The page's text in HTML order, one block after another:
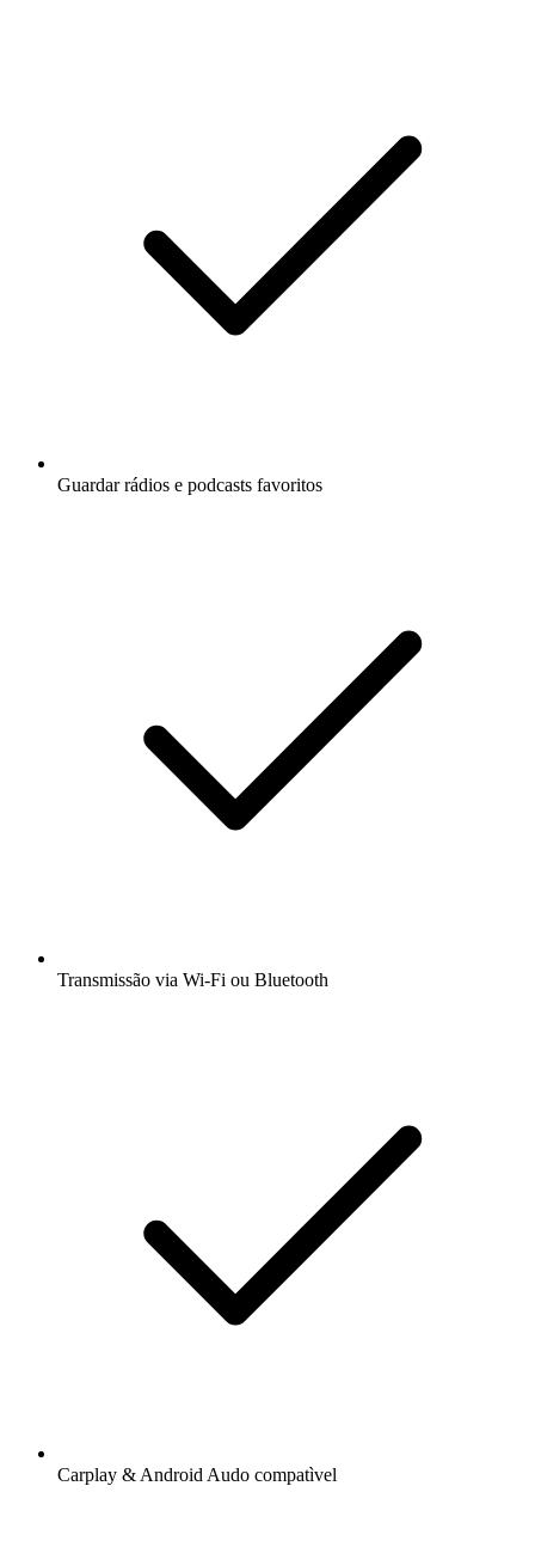
Guardar rádios e podcasts favoritos
Transmissão via Wi-Fi ou Bluetooth
Carplay & Android Audo compatìvel